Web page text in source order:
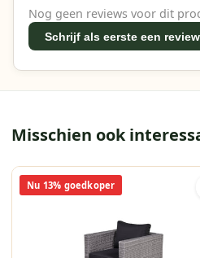
Nog geen reviews voor dit
Schrijf als eerste een review
Misschien ook
Nu 13% goedkoper